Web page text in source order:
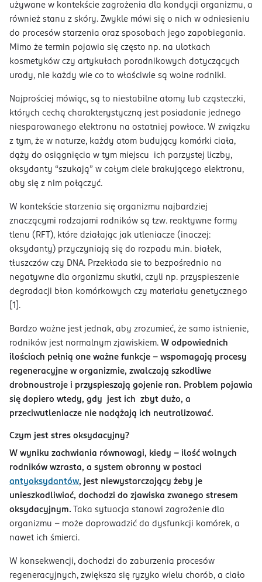
używane w kontekście zagrożenia dla kondycji organizmu, a
również stanu z skóry. Zwykle mówi się o nich w odniesieniu
do procesów starzenia oraz sposobach jego zapobiegania.
Mimo że termin pojawia się często np. na ulotkach
kosmetyków czy artykułach poradnikowych dotyczących
urody, nie każdy wie co to właściwie są wolne rodniki.
Najprościej mówiąc, są to niestabilne atomy lub cząsteczki,
których cechą charakterystyczną jest posiadanie jednego
niesparowanego elektronu na ostatniej powłoce. W związku
z tym, że w naturze, każdy atom budujący komórki ciała,
dąży do osiągnięcia w tym miejscu ich parzystej liczby,
oksydanty “szukają” w całym ciele brakującego elektronu,
aby się z nim połączyć.
W kontekście starzenia się organizmu najbardziej
znaczącymi rodzajami rodników są tzw. reaktywne formy
tlenu (RFT), które działając jak utleniacze (inaczej:
oksydanty) przyczyniają się do rozpadu m.in. białek,
tłuszczów czy DNA. Przekłada sie to bezpośrednio na
negatywne dla organizmu skutki, czyli np. przyspieszenie
degradacji błon komórkowych czy materiału genetycznego
[1].
Bardzo ważne jest jednak, aby zrozumieć, że samo istnienie,
rodników jest normalnym zjawiskiem. W odpowiednich
ilościach pełnią one ważne funkcje – wspomagają procesy
regeneracyjne w organizmie, zwalczają szkodliwe
drobnoustroje i przyspieszają gojenie ran. Problem pojawia
się dopiero wtedy, gdy jest ich zbyt dużo, a
przeciwutleniacze nie nadążają ich neutralizować.
Czym jest stres oksydacyjny?
W wyniku zachwiania równowagi, kiedy – ilość wolnych
rodników wzrasta, a system obronny w postaci
antyoksydantów, jest niewystarczający żeby je
unieszkodliwiać, dochodzi do zjawiska zwanego stresem
oksydacyjnym. Taka sytuacja stanowi zagrożenie dla
organizmu – może doprowadzić do dysfunkcji komórek, a
nawet ich śmierci.
W konsekwencji, dochodzi do zaburzenia procesów
regeneracyjnych, zwiększa się ryzyko wielu chorób, a ciało